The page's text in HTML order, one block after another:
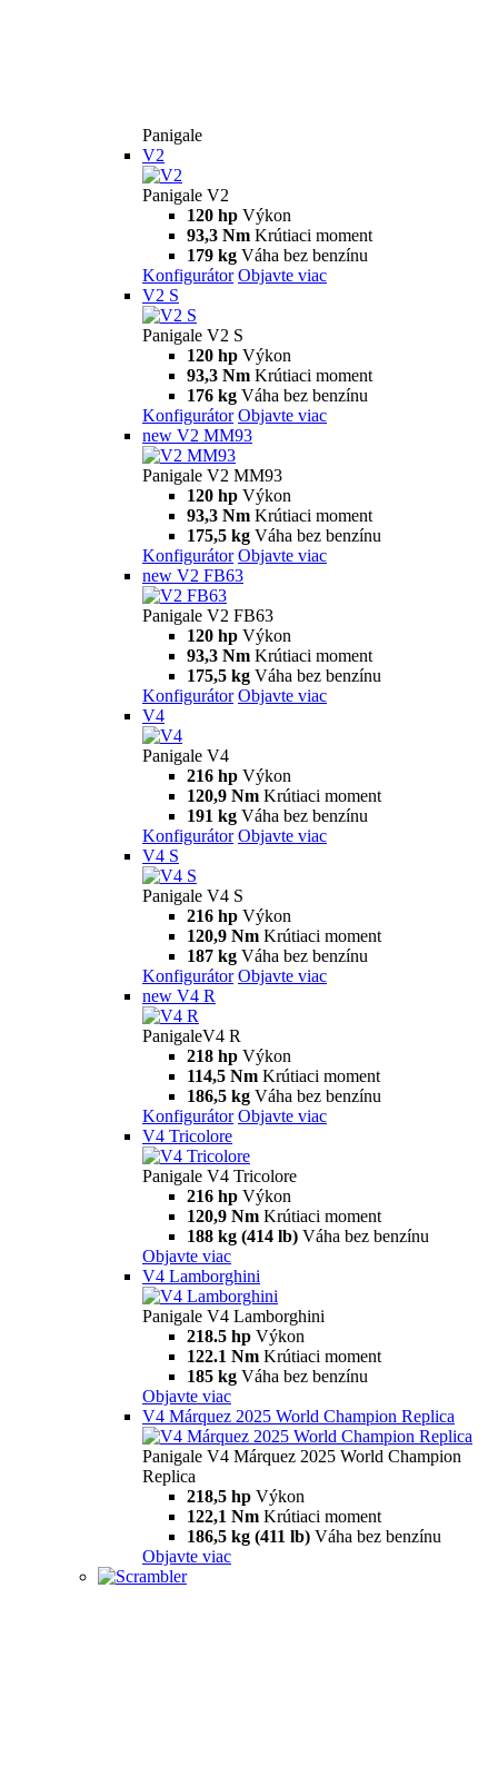
Panigale
V2
Panigale V2
120 hp Výkon
93,3 Nm Krútiaci moment
179 kg Váha bez benzínu
Konfigurátor Objavte viac
V2 S
Panigale V2 S
120 hp Výkon
93,3 Nm Krútiaci moment
176 kg Váha bez benzínu
Konfigurátor Objavte viac
new V2 MM93
Panigale V2 MM93
120 hp Výkon
93,3 Nm Krútiaci moment
175,5 kg Váha bez benzínu
Konfigurátor Objavte viac
new V2 FB63
Panigale V2 FB63
120 hp Výkon
93,3 Nm Krútiaci moment
175,5 kg Váha bez benzínu
Konfigurátor Objavte viac
V4
Panigale V4
216 hp Výkon
120,9 Nm Krútiaci moment
191 kg Váha bez benzínu
Konfigurátor Objavte viac
V4 S
Panigale V4 S
216 hp Výkon
120,9 Nm Krútiaci moment
187 kg Váha bez benzínu
Konfigurátor Objavte viac
new V4 R
PanigaleV4 R
218 hp Výkon
114,5 Nm Krútiaci moment
186,5 kg Váha bez benzínu
Konfigurátor Objavte viac
V4 Tricolore
Panigale V4 Tricolore
216 hp Výkon
120,9 Nm Krútiaci moment
188 kg (414 lb) Váha bez benzínu
Objavte viac
V4 Lamborghini
Panigale V4 Lamborghini
218.5 hp Výkon
122.1 Nm Krútiaci moment
185 kg Váha bez benzínu
Objavte viac
V4 Márquez 2025 World Champion Replica
Panigale V4 Márquez 2025 World Champion
Replica
218,5 hp Výkon
122,1 Nm Krútiaci moment
186,5 kg (411 lb) Váha bez benzínu
Objavte viac